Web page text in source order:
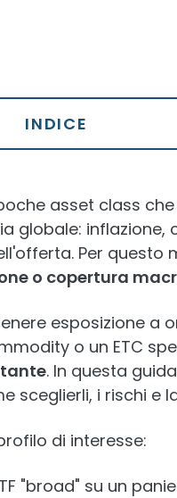
INDICE
asset class
globale: inflazione,
Per questo
o copertura
esposizione a
o un ETC
. In questa
sceglierli, i rischi e
di interesse:
"broad" su un